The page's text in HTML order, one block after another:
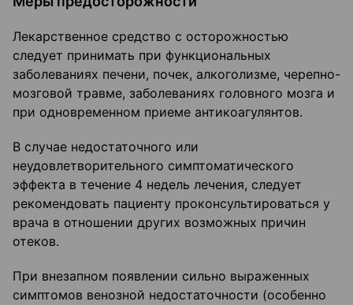
Лекарственное средство с осторожностью
следует принимать при функциональных
заболеваниях печени, почек, алкоголизме, черепно-
мозговой травме, заболеваниях головного мозга и
при одновременном приеме антикоагулянтов.
В случае недостаточного или
неудовлетворительного симптоматического
эффекта в течение 4 недель лечения, следует
рекомендовать пациенту проконсультироваться у
врача в отношении других возможных причин
отеков.
При внезапном появлении сильно выраженных
симптомов венозной недостаточности (особенно